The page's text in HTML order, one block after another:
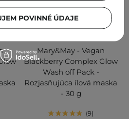
Mary&May - Vegan
Blackberry Complex Glow
Wash off Pack -
Rozjasňujúca ílová maska
- 30 g
9
POVINNÉ ÚDAJE